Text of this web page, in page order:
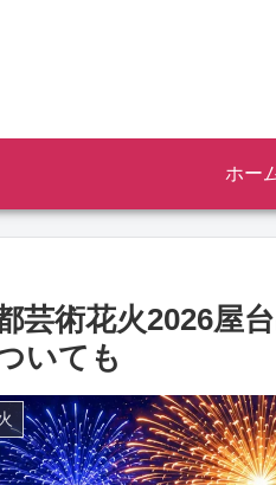
ホー
芸術花火2026屋
いても